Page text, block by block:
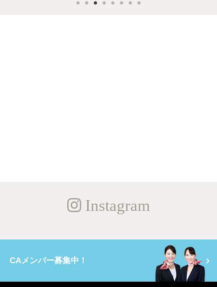
Instagram
CAメンバー募集中！